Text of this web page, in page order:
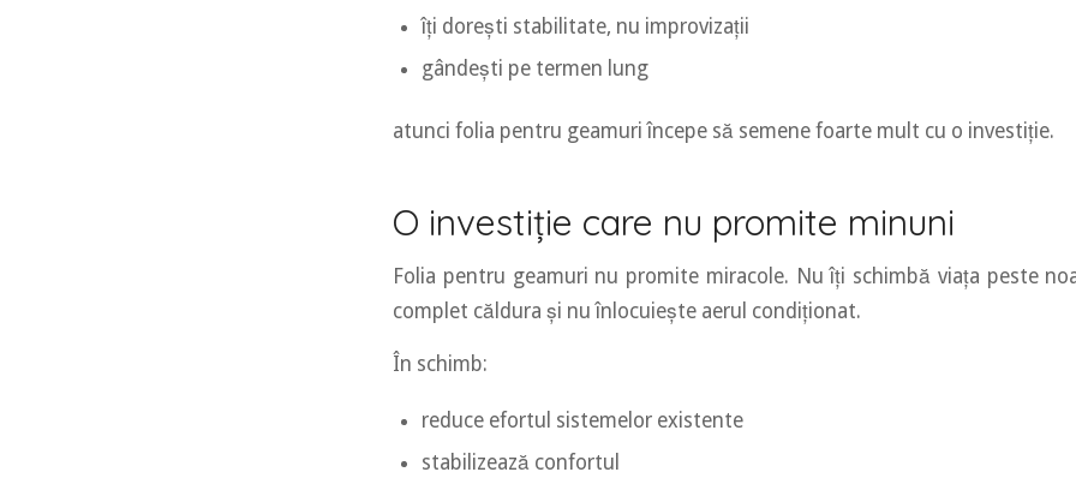
îți dorești stabilitate, nu improvizații
gândești pe termen lung
atunci folia pentru geamuri începe să semene foarte mult cu o investiție.
O investiție care nu promite minuni
Folia pentru geamuri nu promite miracole. Nu îți schimbă viața peste
complet căldura și nu înlocuiește aerul condiționat.
În schimb:
reduce efortul sistemelor existente
stabilizează confortul